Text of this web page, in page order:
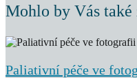
Mohlo by Vás
Paliativní péče ve